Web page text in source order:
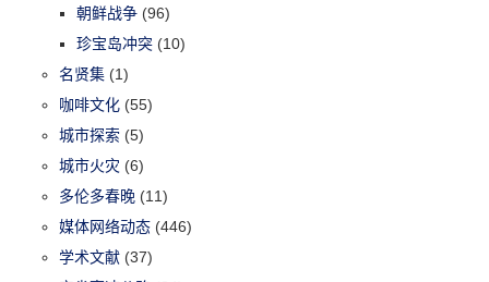
朝鲜战争 (96)
珍宝岛冲突 (10)
名贤集 (1)
咖啡文化 (55)
城市探索 (5)
城市火灾 (6)
多伦多春晚 (11)
媒体网络动态 (446)
学术文献 (37)